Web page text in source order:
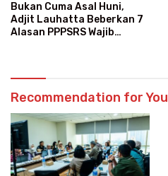
Bukan Cuma Asal Huni,
Adjit Lauhatta Beberkan 7
Alasan PPPSRS Wajib
Recommendation for You